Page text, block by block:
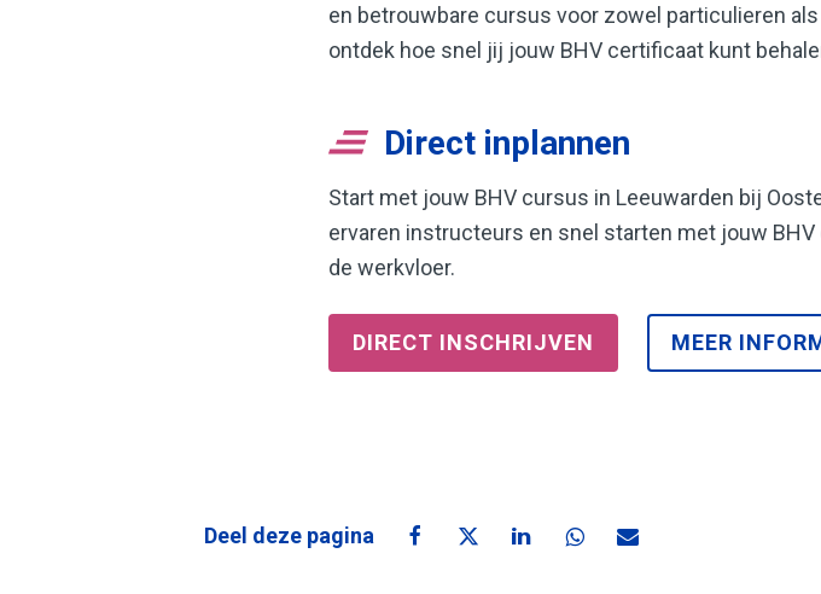
en betrouwbare cursus voor zowel particulieren
ontdek hoe snel jij jouw BHV certificaat kunt
Direct inplannen
Start met jouw BHV cursus in Leeuwarden bij
ervaren instructeurs en snel starten met jouw
de werkvloer.
DIRECT INSCHRIJVEN MEER
Deel deze pagina
Deel deze pagina op Facebook
Deel deze pagina op X
Deel deze pagina op LinkedIn
Deel deze pagina op
Deel deze pagina via